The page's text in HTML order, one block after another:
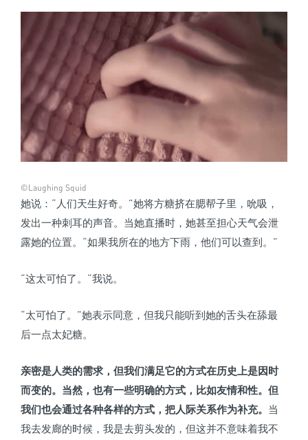
©Laughing Squid
她说：“人们天生好奇。”她将方糖挤在腮帮子里，吮吸，
发出一种刺耳的声音。当她直播时，她甚至担心天气会泄
露她的位置。“如果我所在的地方下雨，他们可以查到。”
“这太可怕了。“我说。
“太可怕了。”她表示同意，但我只能听到她的舌头在舔最
后一点太妃糖。
亲密是人类的需求，但我们满足它的方式在历史上是因时
而变的。 当然，也有一些明确的方式，比如友情和性。但
我们也会通过各种各样的方式，把人际关系作为补充。 当
我去发廊的时候，我是去剪头发的，但这并不意味着我不